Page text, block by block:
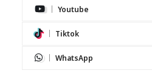
Youtube
Tiktok
WhatsApp